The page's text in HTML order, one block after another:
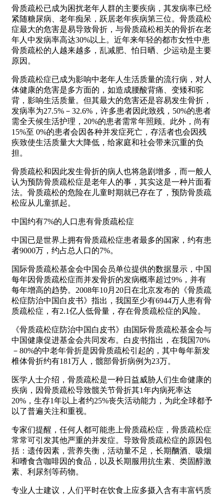
骨质疏松已成为困扰老年人群的主要疾病，其发病率已经
紧随糖尿病、老年痴呆，跃居老年疾病第三位。骨质疏松
症最大的危害是易导致骨折，与骨质疏松相关的骨折在老
年人中发病率高达30%以上。近年来年轻的都市女性中患
骨质疏松的人越来越多，乱减肥、怕日晒、少运动是主要
原因。
骨质疏松症已成为影响中老年人生活质量的流行病，对人
体健康的危害是多方面的，如造成腰酸背痛、变矮和驼
背，影响生活质量。但其最大的危害还是容易发生骨折，
发病率为27.5%－32.6%，许多患者因此致残，50%的患者
需全天候生活护理，20%的患者需常年照顾。此外，尚有
15%至 0%的患者会因各种并发症死亡，存活者也会因残
疾致使生活质量大大降低，给家庭和社会带来沉重的负
担。
骨质疏松和因此发生骨折的病人也将急剧增多，而一般人
认为预防骨质疏松症是老年人的事，其实这是一种片面看
法。骨质疏松的危险在儿童时期就已存在了，预防骨质疏
松应从儿童抓起。
中国约有7%的人口患有骨质疏松症
中国已是世界上拥有骨质疏松症患者最多的国家，约有患
者9000万，约占总人口的7%。
国际骨质疏松基金会中国会员单位提供的数据显示，中国
每年因骨质疏松症而并发骨折的发病概率超过9%，并有
每年增高的趋势。2008年10月20日在北京发布的《骨质疏
松症防治中国白皮书》指出，我国至少有6944万人患有骨
质疏松症，有2.1亿人低骨量，存在骨质疏松症的风险。
《骨质疏松症防治中国白皮书》由国际骨质疏松基金会与
中国健康促进基金会共同发布。白皮书指出，在我国70%
－80%的中老年骨折是因骨质疏松引起的，其中每年新发
椎体骨折约有181万人，髋部骨折病例为23万。
医学人士介绍，骨质疏松是一种日益威胁人们生命健康的
疾病，因骨质疏松导致髋关节骨折其1年内病死率达
20%，生存1年以上者约25%丧失活动能力，为此全球都予
以了普遍关注和重视。
专家们提醒，任何人都可能患上骨质疏松症，骨质疏松症
常常可引发其他严重的并发症。导致骨质疏松症的原因包
括：遗传因素，营养失衡，活动量不足，长期酗酒、吸烟
和嗜食含咖啡因的食品，以及长期服用抗生素、类固醇激
素、利尿剂等药物。
专业人士建议，人们平时在饮食上应多摄入含有丰富钙质